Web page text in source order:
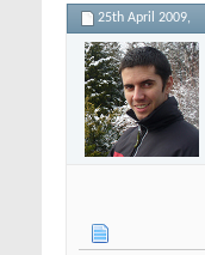
25th April 2009,